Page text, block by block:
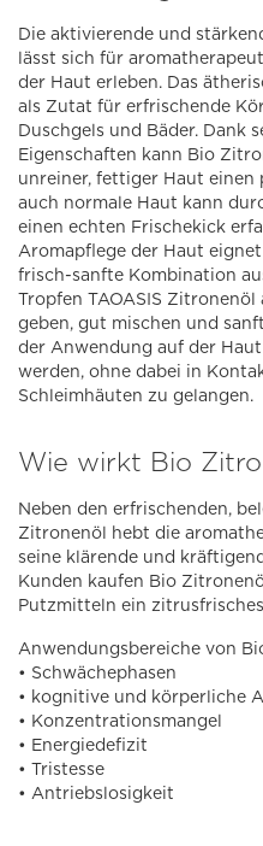
Die aktivierende und
lässt sich für
der Haut erleben. Das
als Zutat für erfrischende
Duschgels und Bäder. Dank
Eigenschaften kann Bio
unreiner, fettiger Haut einen
auch normale Haut kann
einen echten Frischekick
Aromapflege der Haut
frisch-sanfte Kombination
Tropfen TAOASIS Zitronenöl
geben, gut mischen und
der Anwendung auf der
werden, ohne dabei in
Schleimhäuten zu gelangen.
Wie wirkt Bio
Neben den erfrischenden,
Zitronenöl hebt die
seine klärende und
Kunden kaufen Bio
Putzmitteln ein
Anwendungsbereiche von
• Schwächephasen
• kognitive und körperliche
• Konzentrationsmangel
• Energiedefizit
• Tristesse
• Antriebslosigkeit